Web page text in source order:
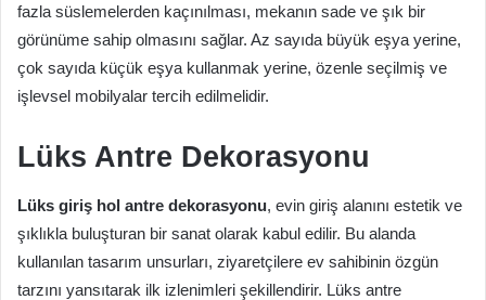
fazla süslemelerden kaçınılması, mekanın sade ve şık bir
görünüme sahip olmasını sağlar. Az sayıda büyük eşya yerine,
çok sayıda küçük eşya kullanmak yerine, özenle seçilmiş ve
işlevsel mobilyalar tercih edilmelidir.
Lüks Antre Dekorasyonu
Lüks giriş hol antre dekorasyonu, evin giriş alanını estetik ve
şıklıkla buluşturan bir sanat olarak kabul edilir. Bu alanda
kullanılan tasarım unsurları, ziyaretçilere ev sahibinin özgün
tarzını yansıtarak ilk izlenimleri şekillendirir. Lüks antre